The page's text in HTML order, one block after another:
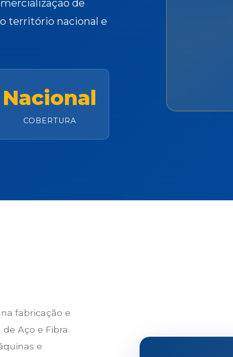
de
território nacional e
Nacional
COBERTURA
fabricação e
Aço e Fibra.
e